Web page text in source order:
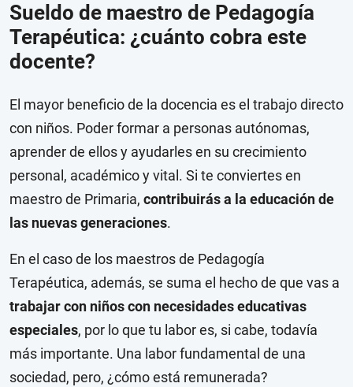
Sueldo de maestro de Pedagogía
Terapéutica: ¿cuánto cobra este
docente?
El mayor beneficio de la docencia es el trabajo directo
con niños. Poder formar a personas autónomas,
aprender de ellos y ayudarles en su crecimiento
personal, académico y vital. Si te conviertes en
maestro de Primaria, contribuirás a la educación de
las nuevas generaciones.
En el caso de los maestros de Pedagogía
Terapéutica, además, se suma el hecho de que vas a
trabajar con niños con necesidades educativas
especiales, por lo que tu labor es, si cabe, todavía
más importante. Una labor fundamental de una
sociedad, pero, ¿cómo está remunerada?